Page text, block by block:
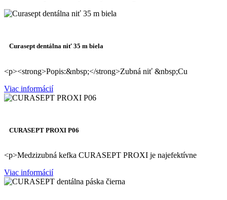
Curasept dentálna niť 35 m biela
<p><strong>Popis:&nbsp;</strong>Zubná niť &nbsp;Cu
Viac informácií
CURASEPT PROXI P06
<p>Medzizubná kefka CURASEPT PROXI je najefektívne
Viac informácií